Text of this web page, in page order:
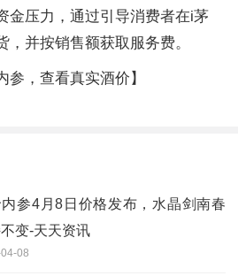
金压力，通过引导消费者在i茅
，并按销售额获取服务费。
参，查看真实酒价】
参4月8日价格发布，水晶剑南春
变-天天资讯
08